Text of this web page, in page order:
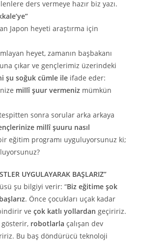
ders vermeye hazır biz yazı.
Japon heyeti araştırma için
heyet, zamanın başbakanı
çıkar ve gençlerimiz üzerindeki
şu soğuk cümle ile ifade eder:
millî şuur vermeniz mümkün
sonra sorular arka arkaya
millî şuuru nasıl
eğitim programı uyguluyorsunuz ki;
UYGULAYARAK BAŞLARIZ”
şu bilgiyi verir: “Biz eğitime şok
. Önce çocukları uçak kadar
veçok katlı yollardan geçiririz.
gösterir, robotlarla çalışan dev
Bu baş döndürücü teknoloji